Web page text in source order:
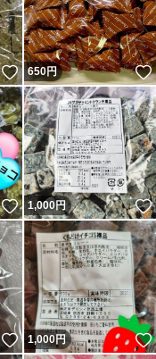
いいね！
650円
いいね！
1,000円
いいね！
1,000円